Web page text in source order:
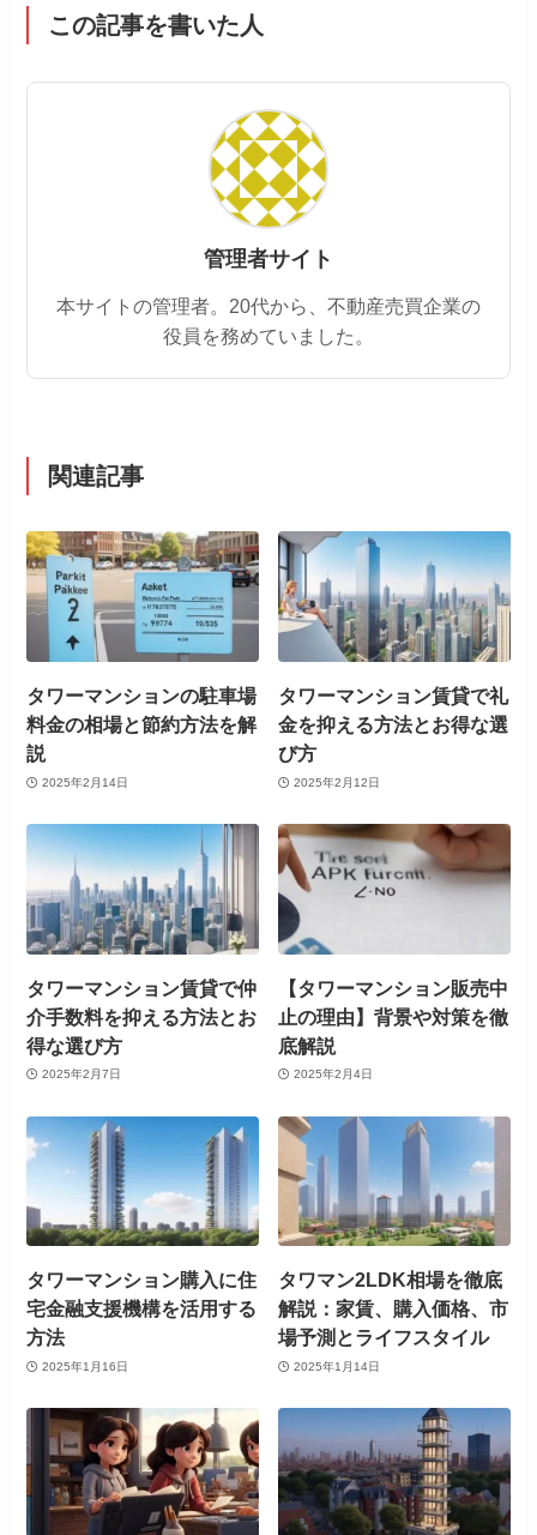
この記事を書いた人
管理者サイト
本サイトの管理者。20代から、不動産売買企業の
役員を務めていました。
関連記事
タワーマンションの駐車場
料金の相場と節約方法を解
説
2025年2月14日
タワーマンション賃貸で礼
金を抑える方法とお得な選
び方
2025年2月12日
タワーマンション賃貸で仲
介手数料を抑える方法とお
得な選び方
2025年2月7日
【タワーマンション販売中
止の理由】背景や対策を徹
底解説
2025年2月4日
タワーマンション購入に住
宅金融支援機構を活用する
方法
2025年1月16日
タワマン2LDK相場を徹底
解説：家賃、購入価格、市
場予測とライフスタイル
2025年1月14日